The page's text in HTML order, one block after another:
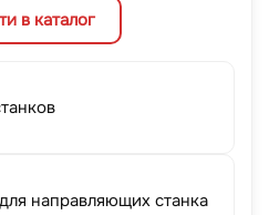
в каталог
направляющих станка